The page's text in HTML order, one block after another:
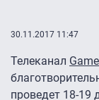
30.11.2017 11:47
Телеканал
проведет 18-19